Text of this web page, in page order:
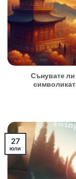
Сънувате
27
юли